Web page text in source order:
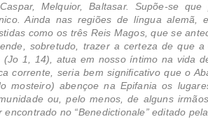
Melquior, Baltasar. Supõe-se
Ainda nas regiões de língua alemã,
como os três Reis Magos, que se
sobretudo, trazer a certeza de que
(Jo 1, 14), atua em nosso íntimo na vida
corrente, seria bem significativo que o
mosteiro) abençoe na Epifania os
ou, pelo menos, de alguns
encontrado no “Benedictionale” editado